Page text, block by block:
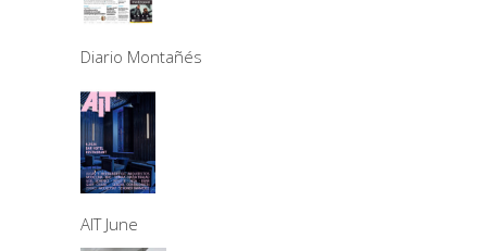
Diario Montañés
AIT June